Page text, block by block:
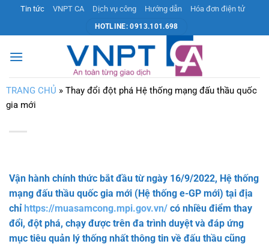
nội
dung
Tin tức VNPT CA Dịch vụ công Hướng dẫn Hóa đơn điện tử
HOTLINE: 0913.101.698
TRANG CHỦ » Thay đổi đột phá Hệ thống mạng đấu thầu quốc
gia mới
Vận hành chính thức bắt đầu từ ngày 16/9/2022, Hệ thống
mạng đấu thầu quốc gia mới (Hệ thống e-GP mới) tại địa
chỉhttps://muasamcong.mpi.gov.vn/ có nhiều điểm thay
đổi, đột phá, chạy được trên đa trình duyệt và đáp ứng
mục tiêu quản lý thống nhất thông tin về đấu thầu cũng